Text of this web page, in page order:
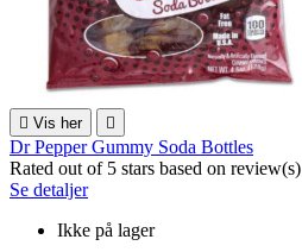
 Vis her 
Dr Pepper Gummy Soda Bottles
Rated out of 5 stars based on review(s)
Se detaljer
Ikke på lager